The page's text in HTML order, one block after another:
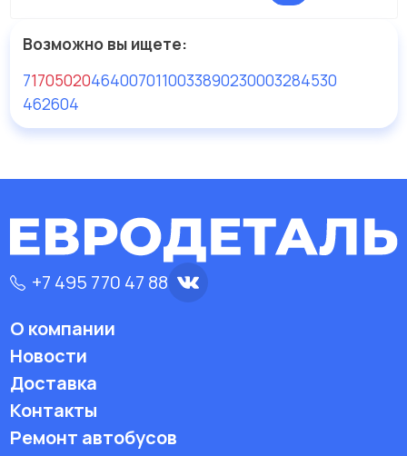
Возможно вы ищете:
717050204640070110033890230003284530
462604
+7 495 770 47 88
О компании
Новости
Доставка
Контакты
Ремонт автобусов